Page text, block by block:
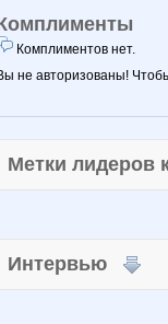
Комплиментов нет.
не авторизованы!
Метки
Интервью